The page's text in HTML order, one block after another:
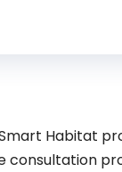
Habitat
consultation